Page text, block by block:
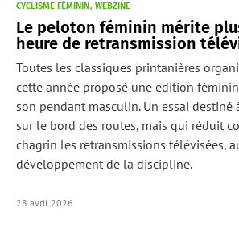
CYCLISME FÉMININ WEBZINE
Le peloton féminin mérite
heure de retransmission
Toutes les classiques printanières
cette année proposé une édition
son pendant masculin. Un essai
sur le bord des routes, mais qui réduit
chagrin les retransmissions télévisées,
développement de la discipline.
28 avril 2026